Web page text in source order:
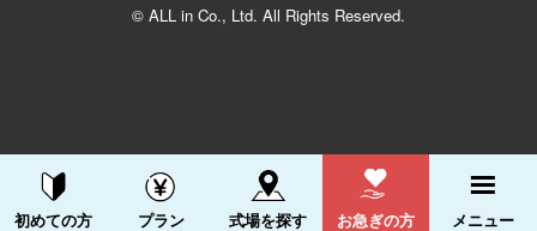
© ALL in Co., Ltd. All Rights Reserved.
資料請求する 電話をかける
初めての方 プラン 式場を探す お急ぎの方 メニュー